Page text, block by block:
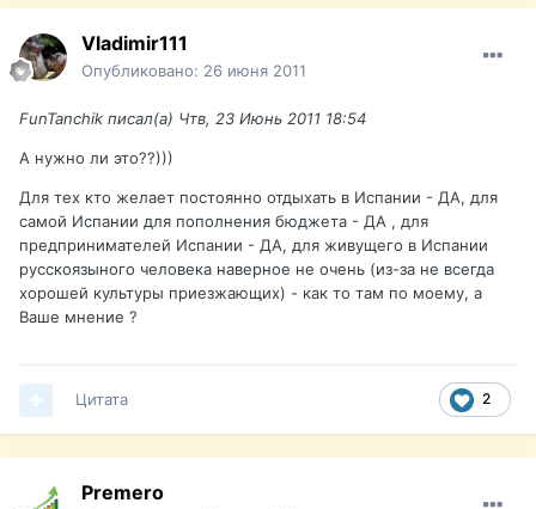
Vladimir111
Опубликовано: 26 июня 2011
FunTanchik писал(а) Чтв, 23 Июнь 2011 18:54
А нужно ли это??)))
Для тех кто желает постоянно отдыхать в Испании - ДА, для
самой Испании для пополнения бюджета - ДА , для
предпринимателей Испании - ДА, для живущего в Испании
русскоязыного человека наверное не очень (из-за не всегда
хорошей культуры приезжающих) - как то там по моему, а
Ваше мнение ?
2
Цитата
Premero